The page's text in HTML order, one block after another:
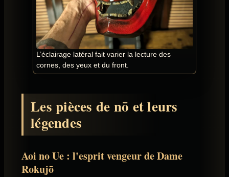
L’éclairage latéral fait varier la lecture des
cornes, des yeux et du front.
Les pièces de nō et leurs
légendes
Aoi no Ue : l'esprit vengeur de Dame
Rokujō